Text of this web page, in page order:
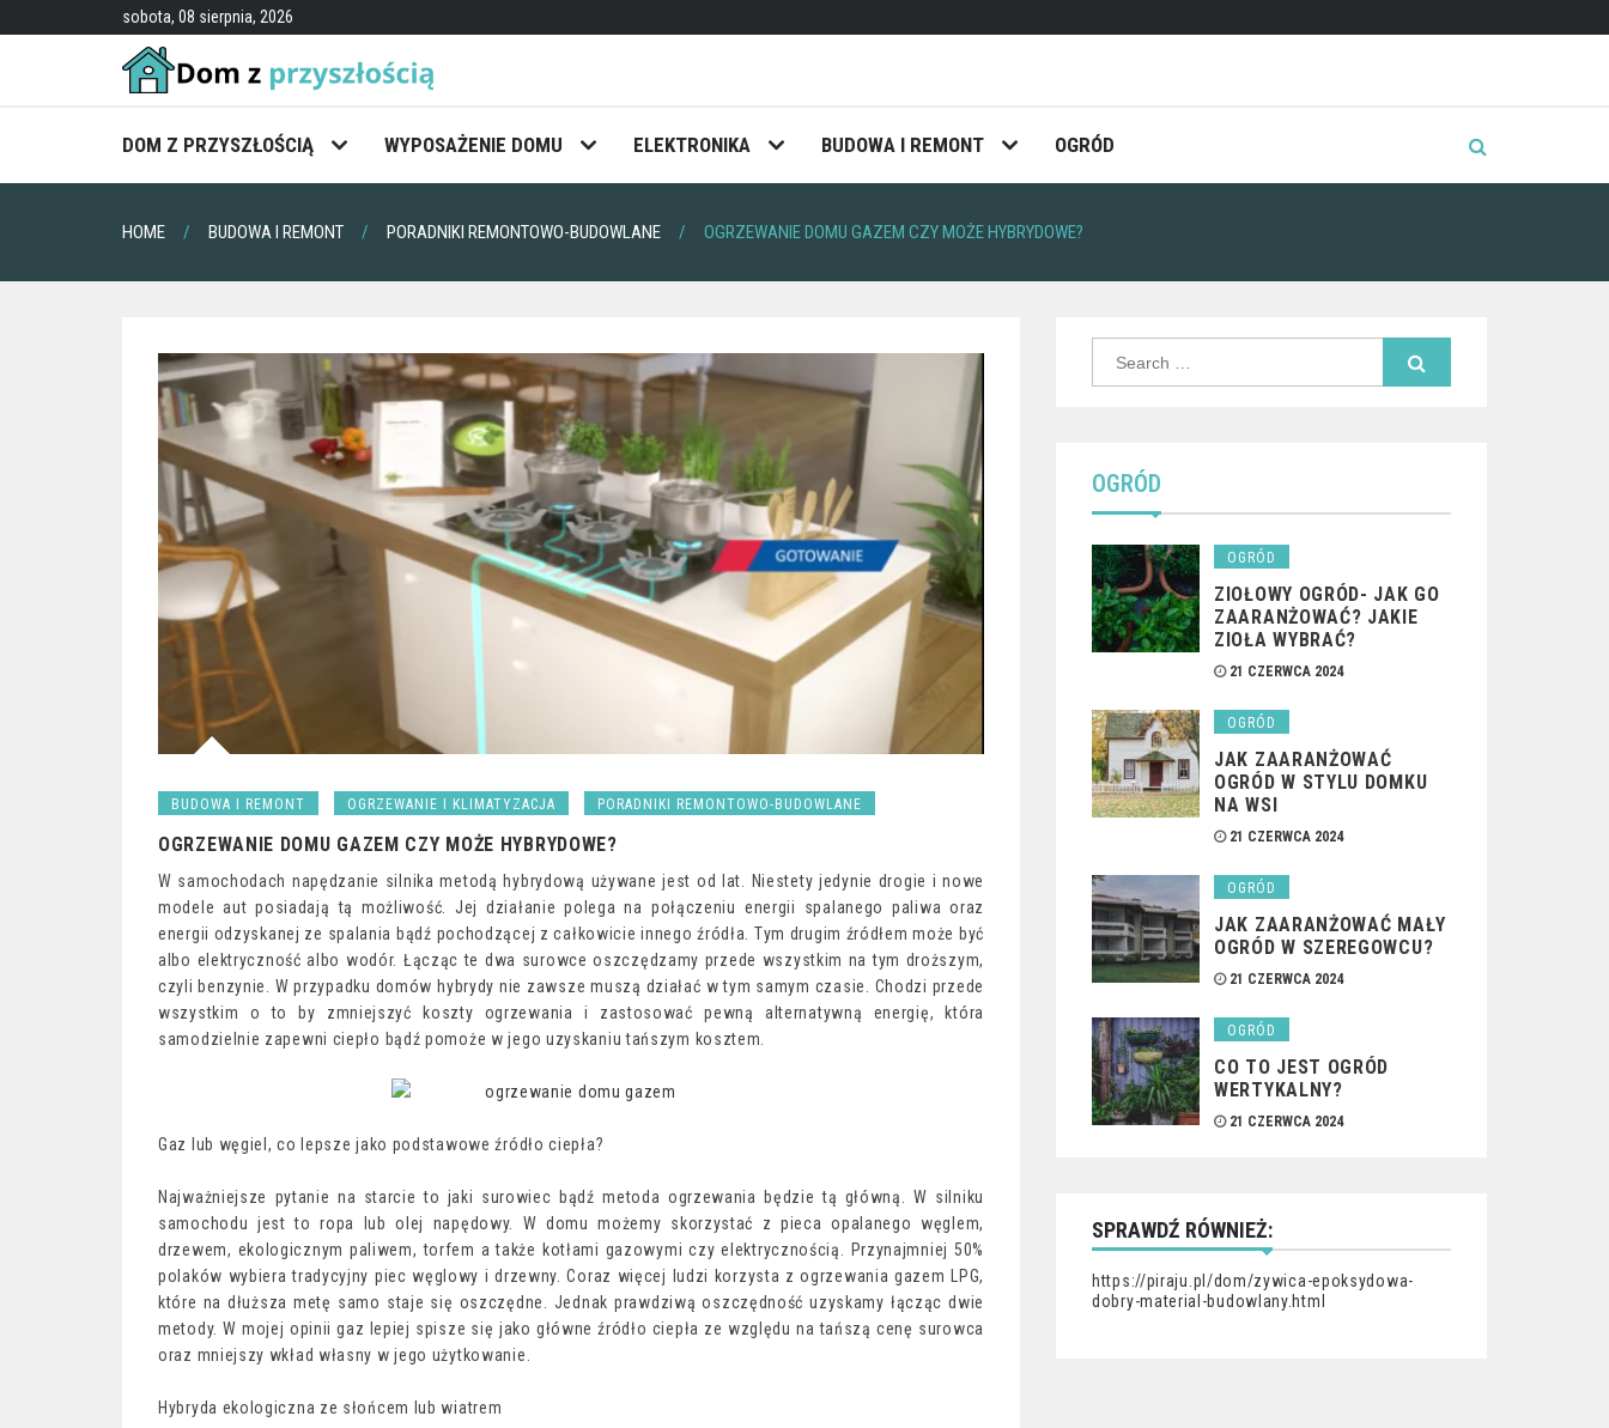
sobota, 08 sierpnia, 2026
DOM Z PRZYSZŁOŚCIĄ WYPOSAŻENIE DOMU ELEKTRONIKA BUDOWA I REMONT OGRÓD
HOME BUDOWA I REMONT PORADNIKI REMONTOWO-BUDOWLANE OGRZEWANIE DOMU GAZEM CZY MOŻE HYBRYDOWE?
BUDOWA I REMONT OGRZEWANIE I KLIMATYZACJA PORADNIKI REMONTOWO-BUDOWLANE
OGRZEWANIE DOMU GAZEM CZY MOŻE HYBRYDOWE?
W samochodach napędzanie silnika metodą hybrydową używane jest od lat. Niestety jedynie drogie i nowe
modele aut posiadają tą możliwość. Jej działanie polega na połączeniu energii spalanego paliwa oraz
energii odzyskanej ze spalania bądź pochodzącej z całkowicie innego źródła. Tym drugim źródłem może być
albo elektryczność albo wodór. Łącząc te dwa surowce oszczędzamy przede wszystkim na tym droższym,
czyli benzynie. W przypadku domów hybrydy nie zawsze muszą działać w tym samym czasie. Chodzi przede
wszystkim o to by zmniejszyć koszty ogrzewania i zastosować pewną alternatywną energię, która
samodzielnie zapewni ciepło bądź pomoże w jego uzyskaniu tańszym kosztem.
Gaz lub węgiel, co lepsze jako podstawowe źródło ciepła?
Najważniejsze pytanie na starcie to jaki surowiec bądź metoda ogrzewania będzie tą główną. W silniku
samochodu jest to ropa lub olej napędowy. W domu możemy skorzystać z pieca opalanego węglem,
drzewem, ekologicznym paliwem, torfem a także kotłami gazowymi czy elektrycznością. Przynajmniej 50%
polaków wybiera tradycyjny piec węglowy i drzewny. Coraz więcej ludzi korzysta z ogrzewania gazem LPG,
które na dłuższa metę samo staje się oszczędne. Jednak prawdziwą oszczędność uzyskamy łącząc dwie
metody. W mojej opinii gaz lepiej spisze się jako główne źródło ciepła ze względu na tańszą cenę surowca
oraz mniejszy wkład własny w jego użytkowanie.
Hybryda ekologiczna ze słońcem lub wiatrem
OGRÓD
OGRÓD
ZIOŁOWY OGRÓD- JAK GO
ZAARANŻOWAĆ? JAKIE
ZIOŁA WYBRAĆ?
21 CZERWCA 2024
OGRÓD
JAK ZAARANŻOWAĆ
OGRÓD W STYLU DOMKU
NA WSI
21 CZERWCA 2024
OGRÓD
JAK ZAARANŻOWAĆ MAŁY
OGRÓD W SZEREGOWCU?
21 CZERWCA 2024
OGRÓD
CO TO JEST OGRÓD
WERTYKALNY?
21 CZERWCA 2024
SPRAWDŹ RÓWNIEŻ:
https://piraju.pl/dom/zywica-epoksydowa-
dobry-material-budowlany.html